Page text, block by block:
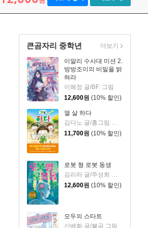
큰곰자리 중학년
이말리 수사대 미션 2.
방방조이의 비밀을 밝
혀라
이혜정 글/BF. 그림
12,600원 (10% 할인)
열 살 하다
김다노 글/홍그림 그림
11,700원 (10% 할인)
로봇 형 로봇 동생
12,600원 (10% 할인)
모두의 스타트
신배화 글/불곰 그림
더보기